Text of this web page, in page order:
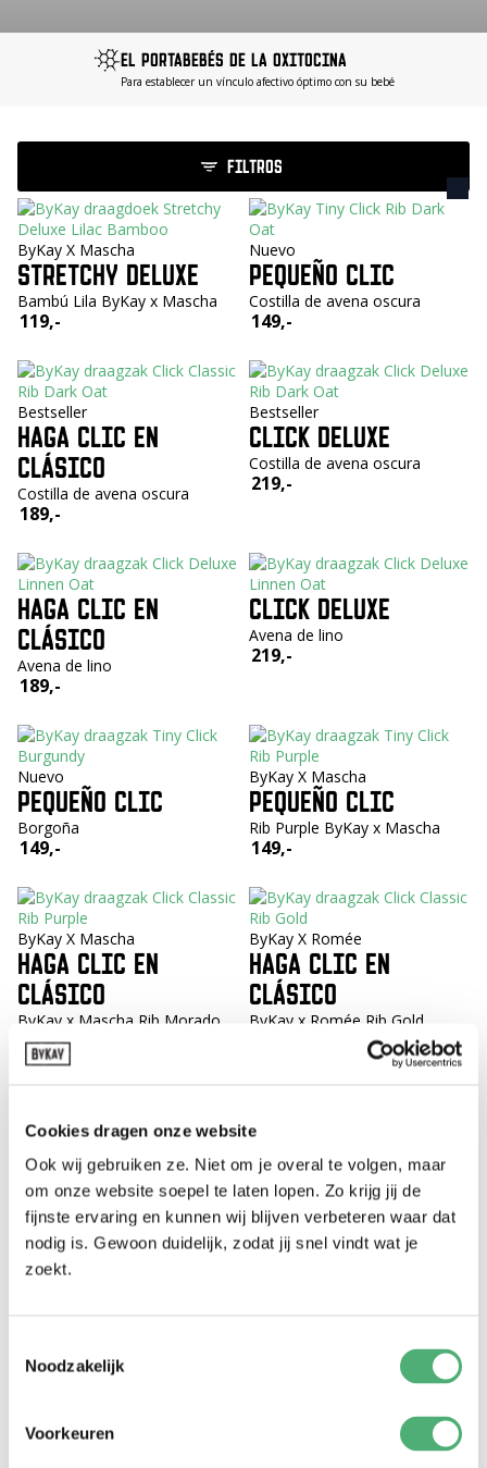
Cookies dragen onze website
Ook wij gebruiken ze. Niet om je overal te volgen, maar
om onze website soepel te laten lopen. Zo krijg jij de
fijnste ervaring en kunnen wij blijven verbeteren waar dat
nodig is. Gewoon duidelijk, zodat jij snel vindt wat je
zoekt.
Noodzakelijk
Voorkeuren
EL PORTABEBÉS DE LA OXITOCINA
Para establecer un vínculo afectivo óptimo con su bebé
FILTROS
ByKay X Mascha
STRETCHY DELUXE
Bambú Lila ByKay x Mascha
119,-
Nuevo
PEQUEÑO CLIC
Costilla de avena oscura
149,-
Bestseller
HAGA CLIC EN
CLÁSICO
Costilla de avena oscura
189,-
Bestseller
CLICK DELUXE
Costilla de avena oscura
219,-
HAGA CLIC EN
CLÁSICO
Avena de lino
189,-
CLICK DELUXE
Avena de lino
219,-
Nuevo
PEQUEÑO CLIC
Borgoña
149,-
ByKay X Mascha
PEQUEÑO CLIC
Rib Purple ByKay x Mascha
149,-
ByKay X Mascha
HAGA CLIC EN
CLÁSICO
ByKay x Mascha Rib Morado
189,-
ByKay X Romée
HAGA CLIC EN
CLÁSICO
ByKay x Romée Rib Gold
ByKay X Romée
HIPSLING
Rosa ByKay x Romée
89,-
Nuevo
STRETCHY DELUXE
Plumas Arti
109,-
Nuevo
109,-
Nuevo